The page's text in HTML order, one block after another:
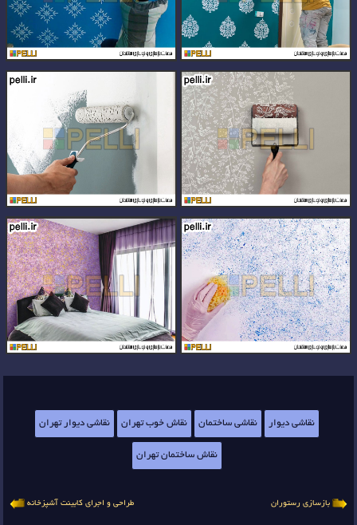
نقاشی دیوار نقاشی ساختمان نقاش خوب تهران نقاشی دیوار تهران
نقاش ساختمان تهران
بازسازی رستوران طراحی و اجرای کابینت آشپزخانه